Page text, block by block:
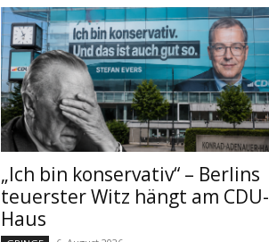
„Ich bin konservativ“ – Berlins
teuerster Witz hängt am CDU-
Haus